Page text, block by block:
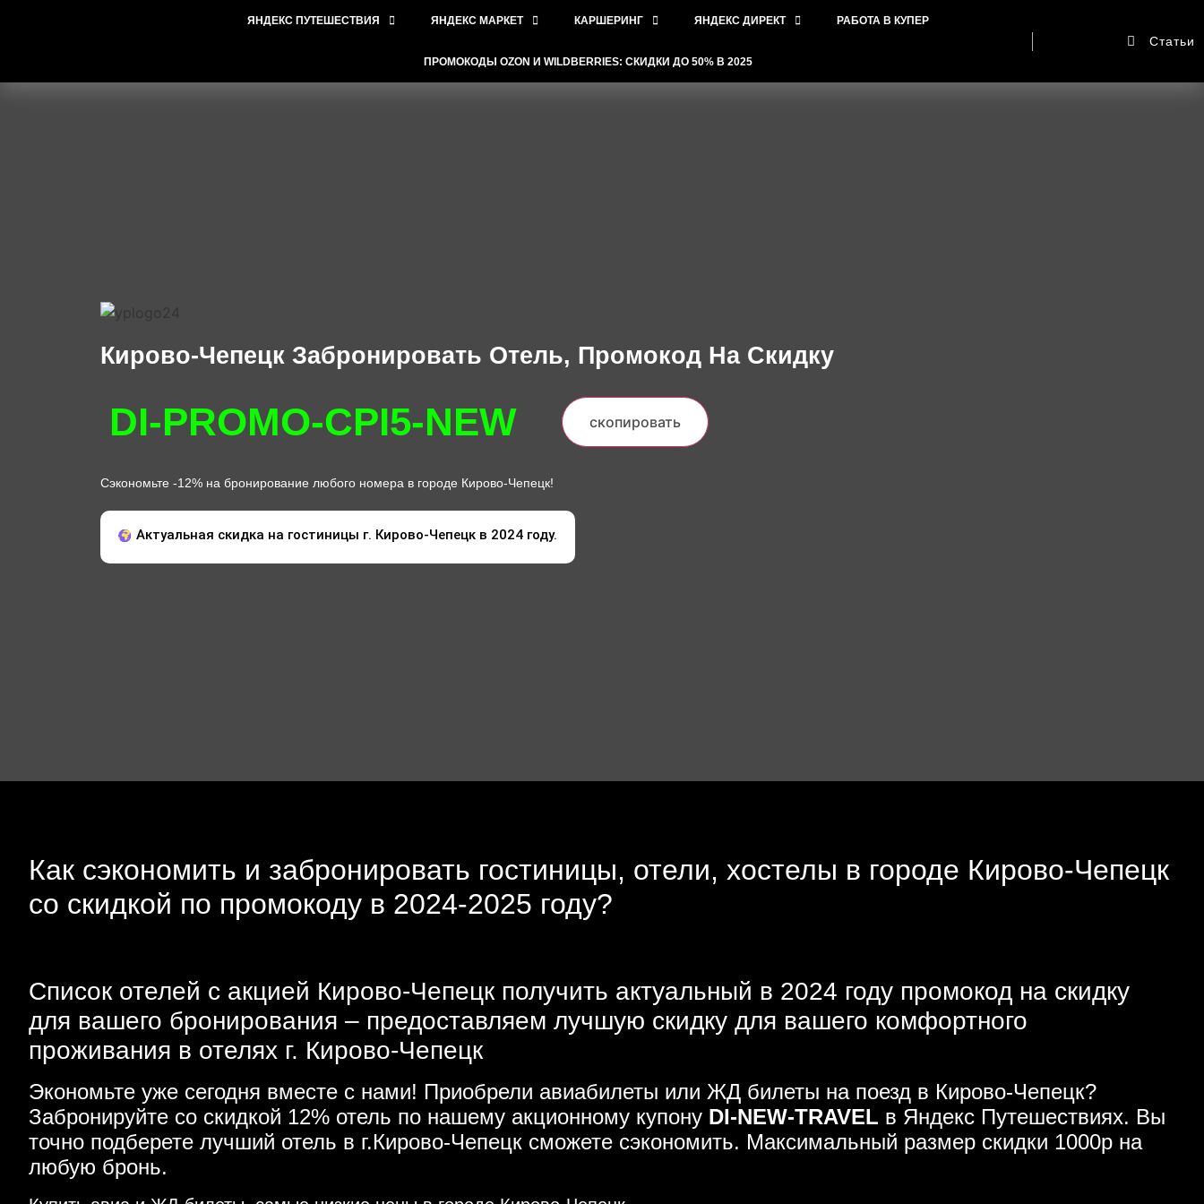
ЯНДЕКС ПУТЕШЕСТВИЯ ЯНДЕКС МАРКЕТ КАРШЕРИНГ ЯНДЕКС ДИРЕКТ РАБОТА В КУПЕР
ПРОМОКОДЫ OZON И WILDBERRIES: СКИДКИ ДО 50% В 2025
Статьи
Кирово-Чепецк Забронировать Отель, Промокод На Скидку
DI-PROMO-CPI5-NEW скопировать
Сэкономьте -12% на бронирование любого номера в городе Кирово-Чепецк!
Актуальная скидка на гостиницы г. Кирово-Чепецк в 2024 году.
Как сэкономить и забронировать гостиницы, отели, хостелы в городе Кирово-Чепецк
со скидкой по промокоду в 2024-2025 году?
Список отелей с акцией Кирово-Чепецк получить актуальный в 2024 году промокод на скидку
для вашего бронирования – предоставляем лучшую скидку для вашего комфортного
проживания в отелях г. Кирово-Чепецк
Экономьте уже сегодня вместе с нами! Приобрели авиабилеты или ЖД билеты на поезд в Кирово-Чепецк?
Забронируйте со скидкой 12% отель по нашему акционному купону DI-NEW-TRAVEL в Яндекс Путешествиях. Вы
точно подберете лучший отель в г.Кирово-Чепецк сможете сэкономить. Максимальный размер скидки 1000р на
любую бронь.